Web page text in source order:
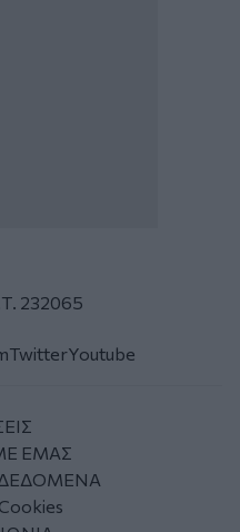
232065
TwitterYoutube
ΕΜΑΣ